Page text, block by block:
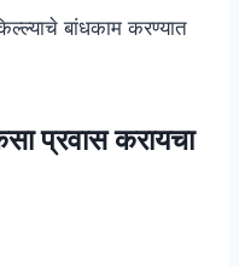
बांधकाम करण्यात
प्रवास करायचा